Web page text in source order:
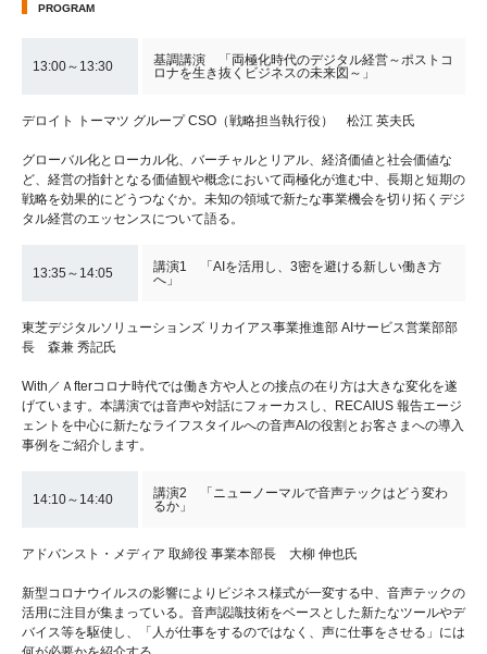
PROGRAM
13:00～13:30
基調講演 「両極化時代のデジタル経営～ポストコ
ロナを生き抜くビジネスの未来図～」
デロイト トーマツ グループ CSO（戦略担当執行役） 松江 英夫氏
グローバル化とローカル化、バーチャルとリアル、経済価値と社会価値な
ど、経営の指針となる価値観や概念において両極化が進む中、長期と短期の
戦略を効果的にどうつなぐか。未知の領域で新たな事業機会を切り拓くデジ
タル経営のエッセンスについて語る。
13:35～14:05
講演1 「AIを活用し、3密を避ける新しい働き方
へ」
東芝デジタルソリューションズ リカイアス事業推進部 AIサービス営業部部
長 森兼 秀記氏
With／Ａfterコロナ時代では働き方や人との接点の在り方は大きな変化を遂
げています。本講演では音声や対話にフォーカスし、RECAIUS 報告エージ
ェントを中心に新たなライフスタイルへの音声AIの役割とお客さまへの導入
事例をご紹介します。
14:10～14:40
講演2 「ニューノーマルで音声テックはどう変わ
るか」
アドバンスト・メディア 取締役 事業本部長 大柳 伸也氏
新型コロナウイルスの影響によりビジネス様式が一変する中、音声テックの
活用に注目が集まっている。音声認識技術をベースとした新たなツールやデ
バイス等を駆使し、「人が仕事をするのではなく、声に仕事をさせる」には